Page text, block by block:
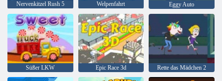
Nervenkitzel Rush 5 Welpenfahrt Eggy Auto
Süßer LKW Epic Race 3d Rette das Mädchen 2